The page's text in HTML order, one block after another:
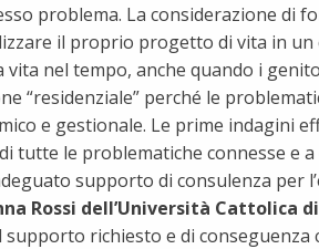
problema. La considerazione di
il proprio progetto di vita in
nel tempo, anche quando i
“residenziale” perché le
e gestionale. Le prime indagini
tutte le problematiche connesse
supporto di consulenza per
Rossi dell’Università Cattolica
richiesto e di conseguenza